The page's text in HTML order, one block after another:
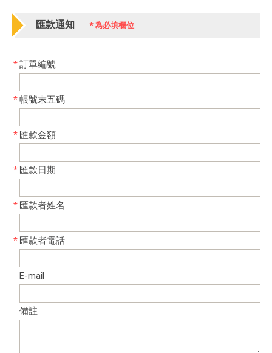
匯款通知 * 為必填欄位
*訂單編號
*帳號末五碼
* 匯款金額
* 匯款日期
* 匯款者姓名
* 匯款者電話
E-mail
備註